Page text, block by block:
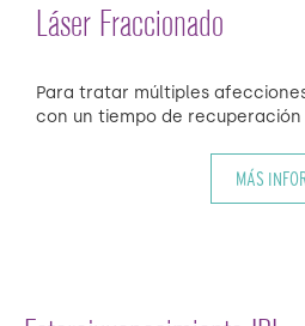
Láser Fraccionado
Para tratar múltiples
con un tiempo de recuperación
MÁS